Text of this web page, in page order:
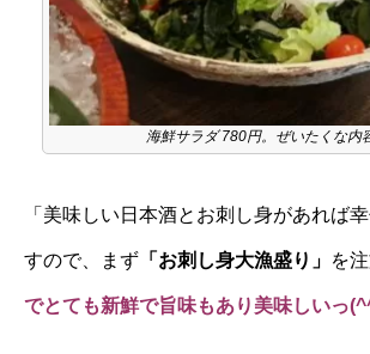
海鮮サラダ 780円。ぜいたくな内
「美味しい日本酒とお刺し身があれば
すので、まず 「お刺し身大漁盛り」 を
でとても新鮮で旨味もあり美味しいっ